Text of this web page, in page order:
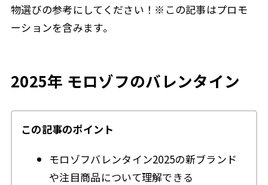
物選びの参考にしてください！※この記事はプロモ
ーションを含みます。
2025年 モロゾフのバレンタイン
この記事のポイント
モロゾフバレンタイン2025の新ブランド
や注目商品について理解できる